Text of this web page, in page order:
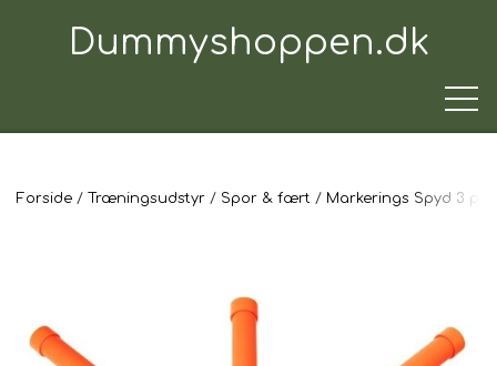
Dummyshoppen.dk
TRÆNINGSUDSTYR
TIL HUNDEN
Forside Træningsudstyr Spor & fært Markerings Spyd 3